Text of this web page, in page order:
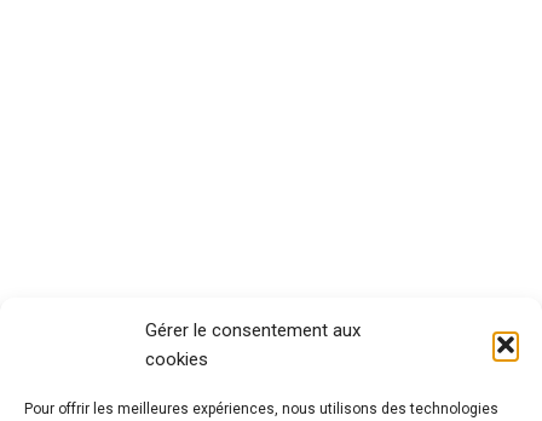
Gérer le consentement aux
cookies
Pour offrir les meilleures expériences, nous utilisons des technologies